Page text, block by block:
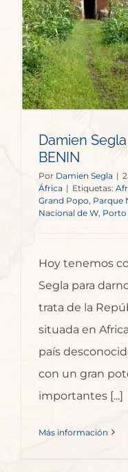
Damien
BENIN
Por Damien Segla |
África | Etiquetas:
Grand Popo, Parque
Nacional de W Porto
Hoy tenemos
Segla para
trata de la
situada en
país
con un gran
importantes [...]
Más información